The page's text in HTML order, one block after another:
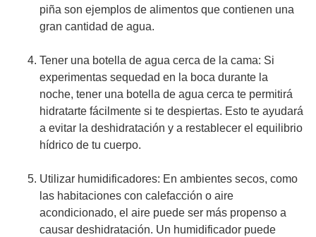
piña son ejemplos de alimentos que contienen una
gran cantidad de agua.
Tener una botella de agua cerca de la cama: Si
experimentas sequedad en la boca durante la
noche, tener una botella de agua cerca te permitirá
hidratarte fácilmente si te despiertas. Esto te ayudará
a evitar la deshidratación y a restablecer el equilibrio
hídrico de tu cuerpo.
Utilizar humidificadores: En ambientes secos, como
las habitaciones con calefacción o aire
acondicionado, el aire puede ser más propenso a
causar deshidratación. Un humidificador puede